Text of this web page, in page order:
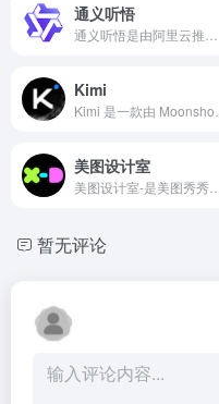
通义听悟
Kimi
美图设计室
暂无评论